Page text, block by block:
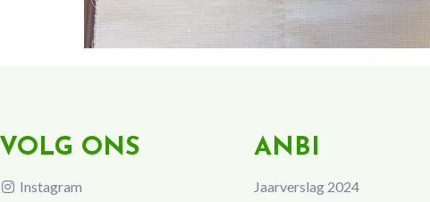
VOLG ONS
Instagram
ANBI
Jaarverslag 2024